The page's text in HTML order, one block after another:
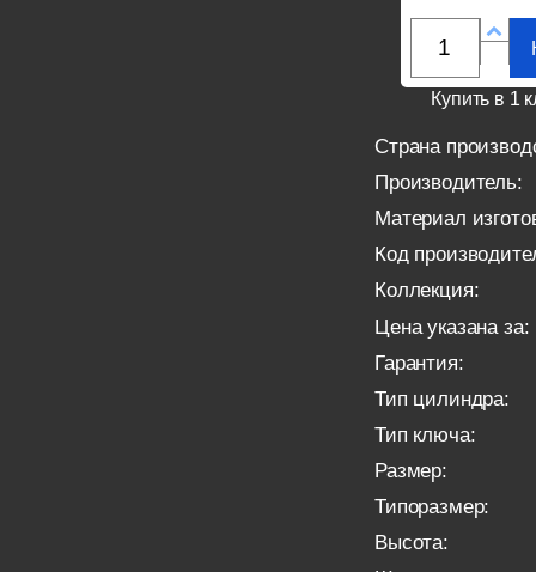
Купить в 1
Страна
Производитель:
Материал
Код
Коллекция:
Цена указана за:
Гарантия:
Тип цилиндра:
Тип ключа:
Размер:
Типоразмер:
Высота: